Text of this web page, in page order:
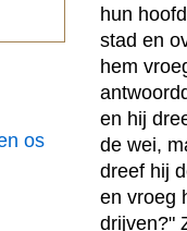
os
hun
stad en
hem
en hij
de wei,
dreef hij
en vroeg
drijven?"